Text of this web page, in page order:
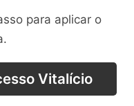
para aplicar o
Vitalício